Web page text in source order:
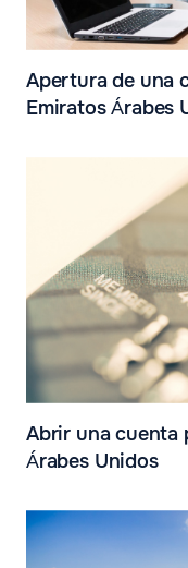
Apertura de una
Emiratos Árabes
Abrir una cuenta
Árabes Unidos